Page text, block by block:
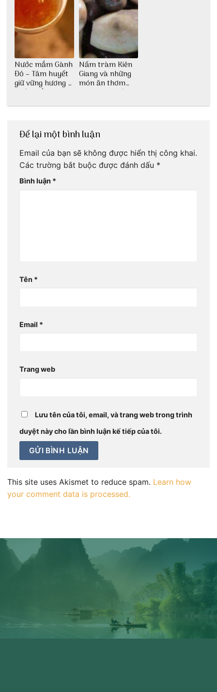
Nước mắm Gành
Đỏ – Tâm huyết
giữ vững hương vị
nước mắm sau
Nấm tràm Kiên
Giang và những
món ăn thơm
ngon khó cưỡng
Để lại một bình luận
Email của bạn sẽ không được hiển thị công khai.
Các trường bắt buộc được đánh dấu *
Bình luận *
Tên *
Email *
Trang web
Lưu tên của tôi, email, và trang web trong trình
duyệt này cho lần bình luận kế tiếp của tôi.
This site uses Akismet to reduce spam. Learn how
your comment data is processed.